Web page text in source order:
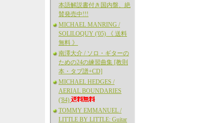
本語解説書付き国内盤、絶
賛発売中!!!
MICHAEL MANRING /
SOLILOQUY ('05) 《 送料
無料 》
南澤大介 / ソロ・ギターの
ための24の練習曲集 [教則
本・タブ譜+CD]
MICHAEL HEDGES /
AERIAL BOUNDARIES
('84)
TOMMY EMMANUEL /
LITTLE BY LITTLE: Guitar